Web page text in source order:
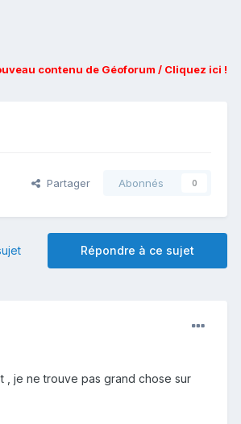
contenu de Géoforum / Cliquez ici !
Partager Abonnés 0
Répondre à ce sujet
, je ne trouve pas grand chose sur